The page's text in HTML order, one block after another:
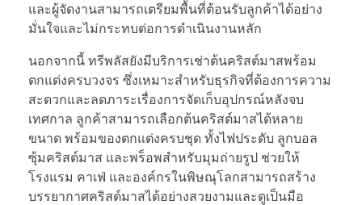
และผู้จัดงานสามารถเตรียมพื้นที่ต้อนรับลูกค้าได้อย่าง
มั่นใจและไม่กระทบต่อการดำเนินงานหลัก
นอกจากนี้ ทรีพลัสยังมีบริการเช่าต้นคริสต์มาสพร้อม
ตกแต่งครบวงจร ซึ่งเหมาะสำหรับธุรกิจที่ต้องการความ
สะดวกและลดภาระเรื่องการจัดเก็บอุปกรณ์หลังจบ
เทศกาล ลูกค้าสามารถเลือกต้นคริสต์มาสได้หลาย
ขนาด พร้อมของตกแต่งครบชุด ทั้งไฟประดับ ลูกบอล
ซุ้มคริสต์มาส และพร็อพสำหรับมุมถ่ายรูป ช่วยให้
โรงแรม คาเฟ่ และองค์กรในพิษณุโลกสามารถสร้าง
บรรยากาศคริสต์มาสได้อย่างสวยงามและดูเป็นมือ